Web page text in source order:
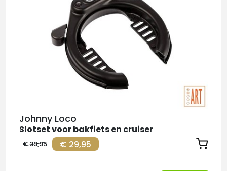
Johnny Loco
Slotset voor bakfiets en cruiser
€ 29,95
€ 39,95